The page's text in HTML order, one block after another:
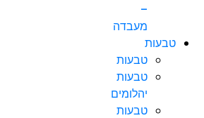
–
מעבדה
טבעות
טבעות
טבעות
יהלומים
טבעות